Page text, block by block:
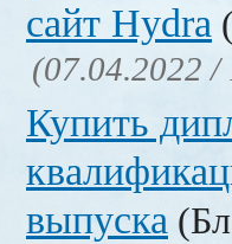
сайт Hydra
(07.04.2022 /
Купить
выпуска